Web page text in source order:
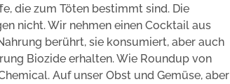
die zum Töten bestimmt sind. Die
nicht. Wir nehmen einen Cocktail aus
berührt, sie konsumiert, aber auch
Biozide erhalten. Wie Roundup von
Auf unser Obst und Gemüse, aber